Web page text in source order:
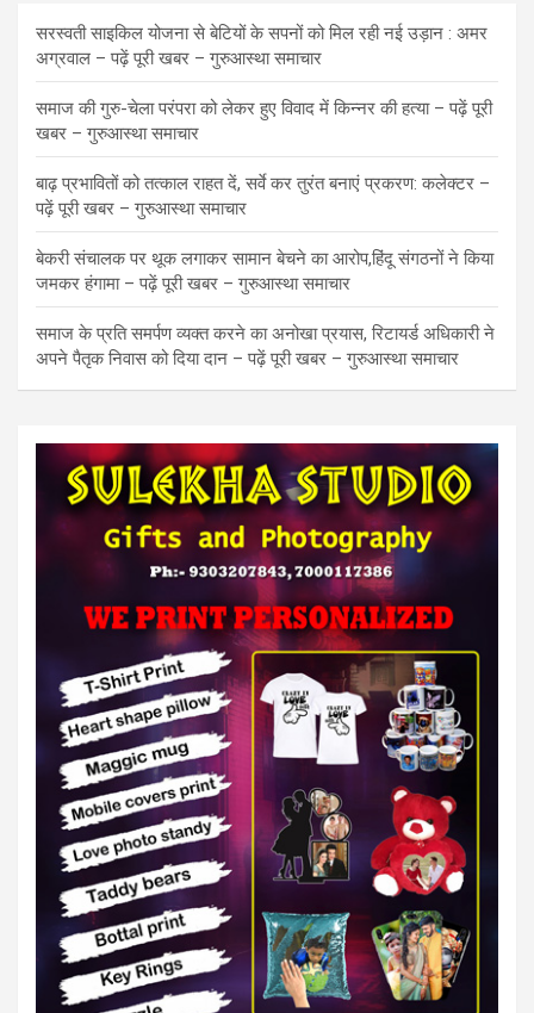
सरस्वती साइकिल योजना से बेटियों के सपनों को मिल रही नई उड़ान : अमर
अग्रवाल – पढ़ें पूरी खबर – गुरुआस्था समाचार
समाज की गुरु-चेला परंपरा को लेकर हुए विवाद में किन्नर की हत्या – पढ़ें पूरी
खबर – गुरुआस्था समाचार
बाढ़ प्रभावितों को तत्काल राहत दें, सर्वे कर तुरंत बनाएं प्रकरण: कलेक्टर –
पढ़ें पूरी खबर – गुरुआस्था समाचार
बेकरी संचालक पर थूक लगाकर सामान बेचने का आरोप,हिंदू संगठनों ने किया
जमकर हंगामा – पढ़ें पूरी खबर – गुरुआस्था समाचार
समाज के प्रति समर्पण व्यक्त करने का अनोखा प्रयास, रिटायर्ड अधिकारी ने
अपने पैतृक निवास को दिया दान – पढ़ें पूरी खबर – गुरुआस्था समाचार